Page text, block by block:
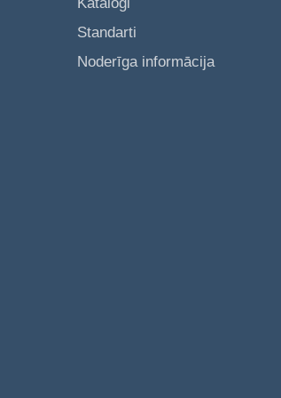
Standarti
Noderīga informācija